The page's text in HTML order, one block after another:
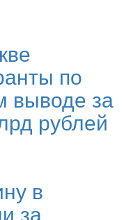
по
выводе за
рублей
в
за